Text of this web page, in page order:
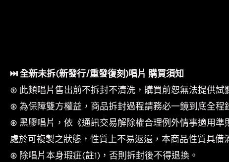
⏭︎ 全新未拆(新發行/重發復刻)唱片 購買須知
⊛ 此類唱片售出前不拆封不清洗，購買前恕無法提供試
⊛ 為保障雙方權益，商品拆封過程請務必一鏡到底全程
⊛ 黑膠唱片，依《通訊交易解除權合理例外情事適用
處於可複製之狀態，性質上不易返還，本商品性質具
⊛ 除唱片本身瑕疵(註1)，否則拆封後不得退換。